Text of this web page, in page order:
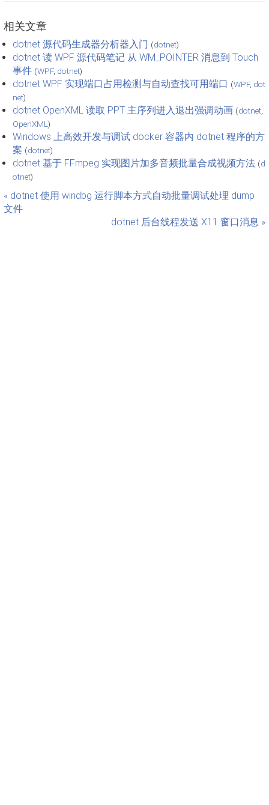
相关文章
dotnet 源代码生成器分析器入门 (dotnet)
dotnet 读 WPF 源代码笔记 从 WM_POINTER 消息到 Touch
事件 (WPF, dotnet)
dotnet WPF 实现端口占用检测与自动查找可用端口 (WPF, dot
net)
dotnet OpenXML 读取 PPT 主序列进入退出强调动画 (dotnet
OpenXML )
Windows 上高效开发与调试 docker 容器内 dotnet 程序的方
案 (dotnet)
dotnet 基于 FFmpeg 实现图片加多音频批量合成视频方法 (d
otnet)
« dotnet 使用 windbg 运行脚本方式自动批量调试处理 dump
文件
dotnet 后台线程发送 X11 窗口消息 »